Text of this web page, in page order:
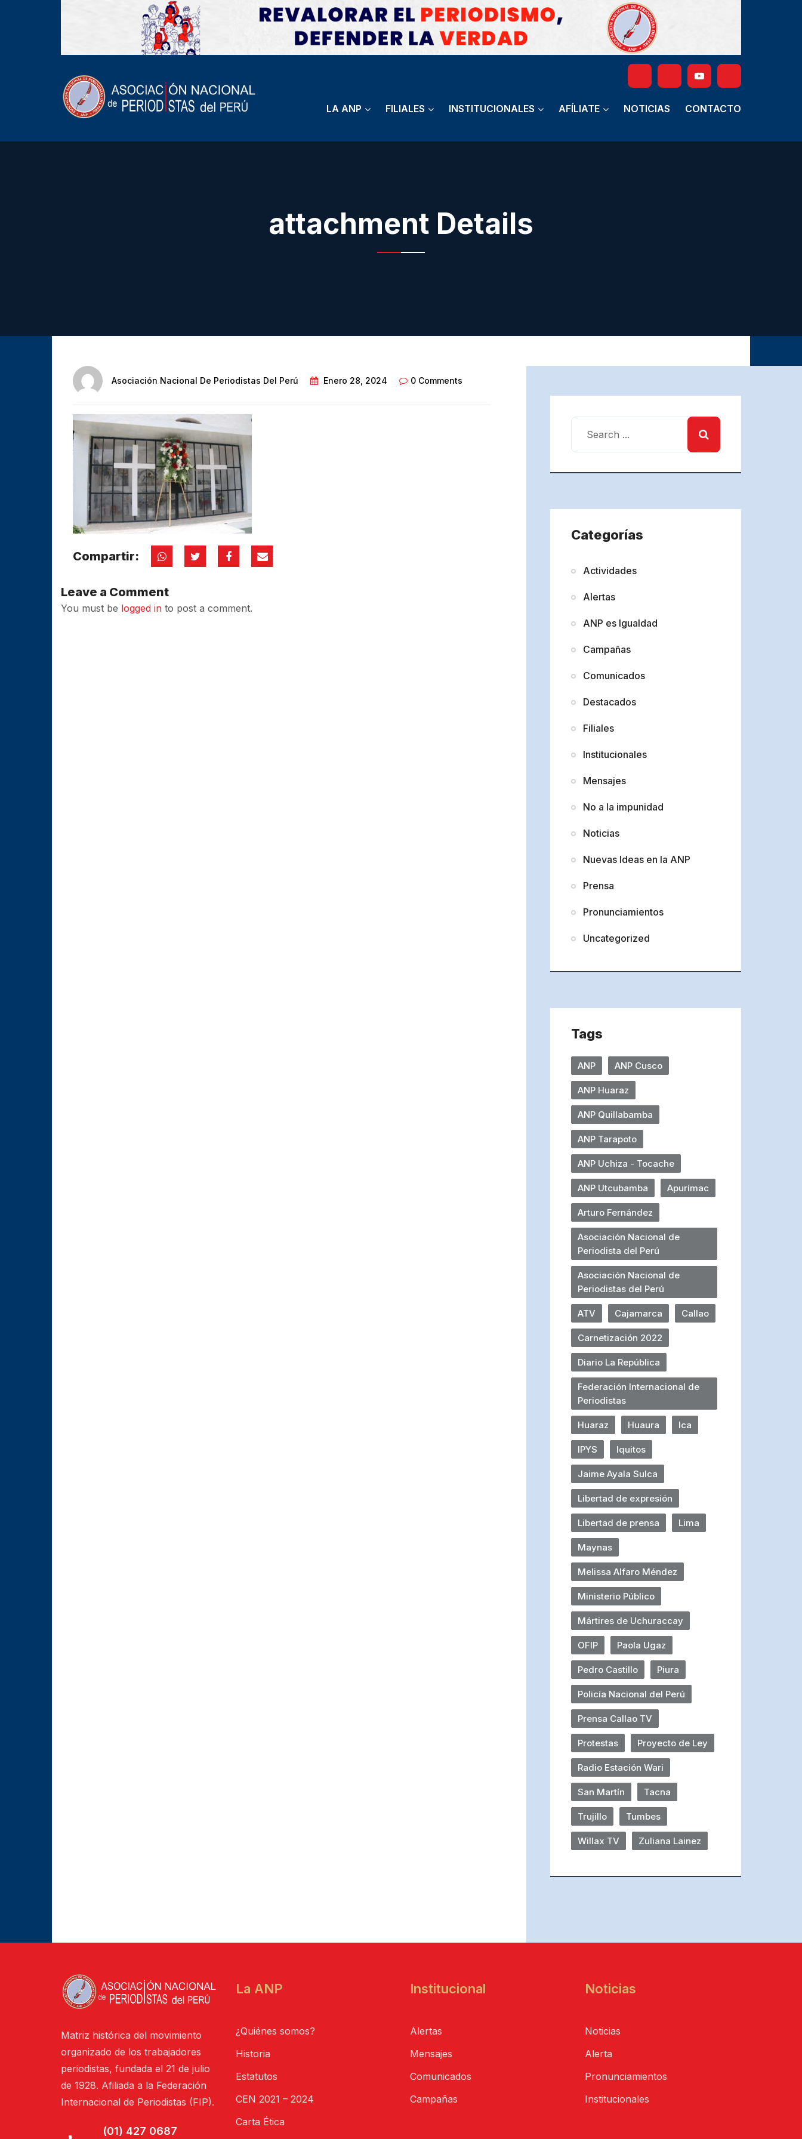
LA ANP FILIALES INSTITUCIONALES AFÍLIATE NOTICIAS CONTACTO
attachment Details
Asociación Nacional De Periodistas Del Perú Enero 28, 2024 0 Comments
Compartir:
Leave a Comment
You must be logged in to post a comment.
Categorías
Actividades
Alertas
ANP es Igualdad
Campañas
Comunicados
Destacados
Filiales
Institucionales
Mensajes
No a la impunidad
Noticias
Nuevas Ideas en la ANP
Prensa
Pronunciamientos
Uncategorized
Tags
ANP ANP Cusco
ANP Huaraz
ANP Quillabamba
ANP Tarapoto
ANP Uchiza - Tocache
ANP Utcubamba Apurímac
Arturo Fernández
Asociación Nacional de
Periodista del Perú
Asociación Nacional de
Periodistas del Perú
ATV Cajamarca Callao
Carnetización 2022
Diario La República
Federación Internacional de
Periodistas
Huaraz Huaura Ica
IPYS Iquitos
Jaime Ayala Sulca
Libertad de expresión
Libertad de prensa Lima
Maynas
Melissa Alfaro Méndez
Ministerio Público
Mártires de Uchuraccay
OFIP Paola Ugaz
Pedro Castillo Piura
Policía Nacional del Perú
Prensa Callao TV
Protestas Proyecto de Ley
Radio Estación Wari
San Martín Tacna
Trujillo Tumbes
Willax TV Zuliana Lainez
Matriz histórica del movimiento
organizado de los trabajadores
periodistas, fundada el 21 de julio
de 1928. Afiliada a la Federación
Internacional de Periodistas (FIP).
(01) 427 0687
La ANP
¿Quiénes somos?
Historia
Estatutos
CEN 2021 – 2024
Carta Ética
Institucional
Alertas
Mensajes
Comunicados
Campañas
Noticias
Noticias
Alerta
Pronunciamientos
Institucionales